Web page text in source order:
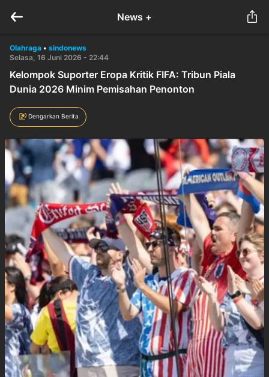
News +
Olahraga • sindonews
Selasa, 16 Juni 2026 - 22:44
Kelompok Suporter Eropa Kritik FIFA: Tribun Piala
Dunia 2026 Minim Pemisahan Penonton
Dengarkan Berita